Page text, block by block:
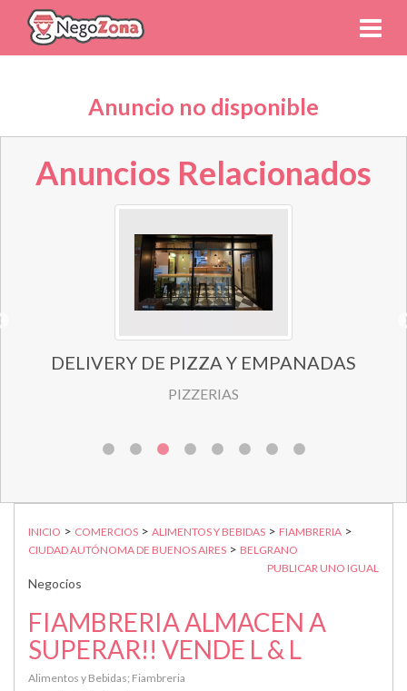
Anuncio no disponible
Anuncios Relacionados
DELIVERY DE PIZZA Y EMPANADAS
PIZZERIAS
INICIO > COMERCIOS > ALIMENTOS Y BEBIDAS > FIAMBRERIA >
CIUDAD AUTÓNOMA DE BUENOS AIRES > BELGRANO
PUBLICAR UNO IGUAL
Negocios
FIAMBRERIA ALMACEN A
SUPERAR!! VENDE L & L
Alimentos y Bebidas; Fiambreria